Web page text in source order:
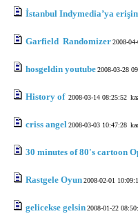
İstanbul Indymedia’ya
Garfield Randomizer2008-
hosgeldin youtube2008-03-28
History of 2008-03-14 08:25:52
criss angel2008-03-03 10:47:28
30 minutes of 80's cartoon
Rastgele Oyun2008-02-01
gelicekse gelsin2008-01-22